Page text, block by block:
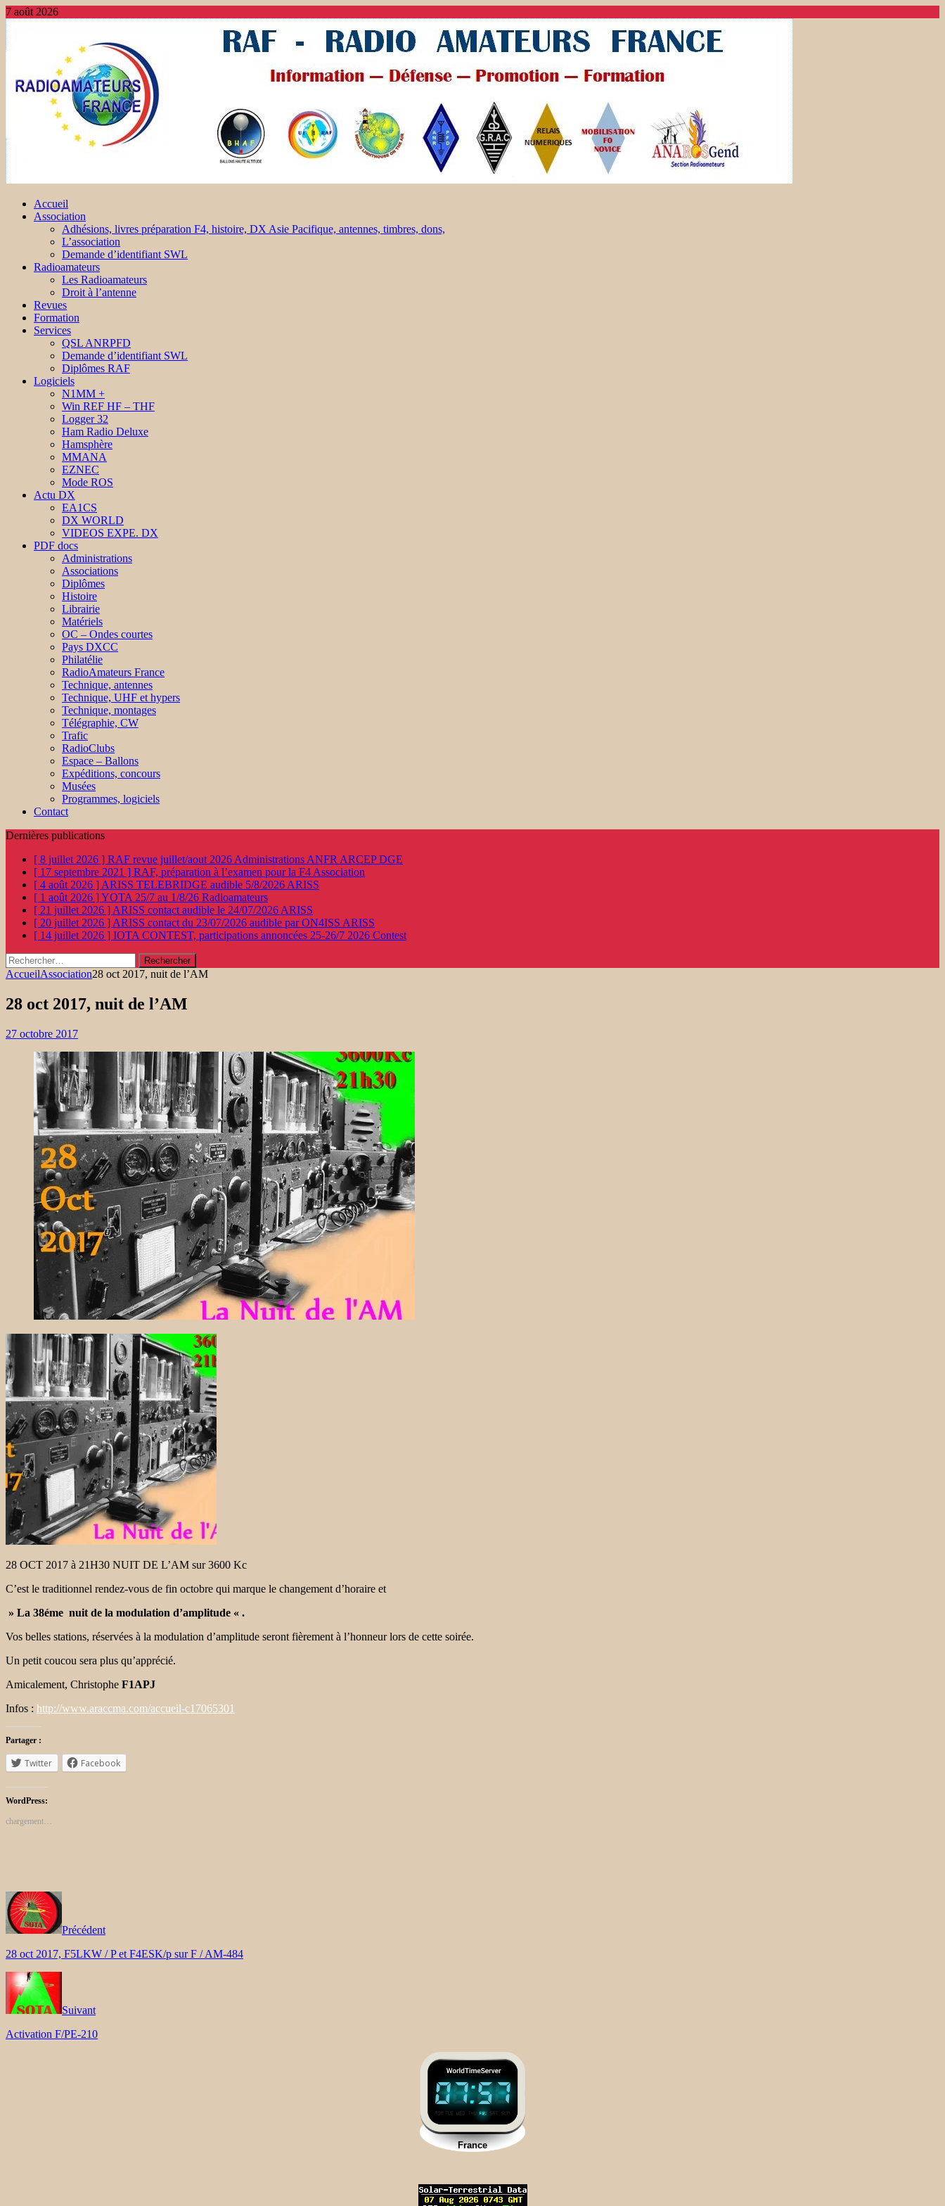
7 août 2026
Accueil
Association
Adhésions, livres préparation F4, histoire, DX Asie Pacifique, antennes, timbres, dons,
L’association
Demande d’identifiant SWL
Radioamateurs
Les Radioamateurs
Droit à l’antenne
Revues
Formation
Services
QSL ANRPFD
Demande d’identifiant SWL
Diplômes RAF
Logiciels
N1MM +
Win REF HF – THF
Logger 32
Ham Radio Deluxe
Hamsphère
MMANA
EZNEC
Mode ROS
Actu DX
EA1CS
DX WORLD
VIDEOS EXPE. DX
PDF docs
Administrations
Associations
Diplômes
Histoire
Librairie
Matériels
OC – Ondes courtes
Pays DXCC
Philatélie
RadioAmateurs France
Technique, antennes
Technique, UHF et hypers
Technique, montages
Télégraphie, CW
Trafic
RadioClubs
Espace – Ballons
Expéditions, concours
Musées
Programmes, logiciels
Contact
Dernières publications
[ 8 juillet 2026 ] RAF revue juillet/aout 2026 Administrations ANFR ARCEP DGE
[ 17 septembre 2021 ] RAF, préparation à l’examen pour la F4 Association
[ 4 août 2026 ] ARISS TELEBRIDGE audible 5/8/2026 ARISS
[ 1 août 2026 ]YOTA 25/7 au 1/8/26 Radioamateurs
[ 21 juillet 2026 ] ARISS contact audible le 24/07/2026 ARISS
[ 20 juillet 2026 ] ARISS contact du 23/07/2026 audible par ON4ISS ARISS
[ 14 juillet 2026 ] IOTA CONTEST, participations annoncées 25-26/7 2026 Contest
Rechercher :
AccueilAssociation28 oct 2017, nuit de l’AM
28 oct 2017, nuit de l’AM
27 octobre 2017
28 OCT 2017 à 21H30 NUIT DE L’AM sur 3600 Kc
C’est le traditionnel rendez-vous de fin octobre qui marque le changement d’horaire et
» La 38éme nuit de la modulation d’amplitude « .
Vos belles stations, réservées à la modulation d’amplitude seront fièrement à l’honneur lors de cette soirée.
Un petit coucou sera plus qu’apprécié.
Amicalement, Christophe F1APJ
Infos : http://www.araccma.com/accueil-c17065301
Partager :
Twitter Facebook
WordPress:
chargement…
Précédent
28 oct 2017, F5LKW / P et F4ESK/p sur F / AM-484
Suivant
Activation F/PE-210